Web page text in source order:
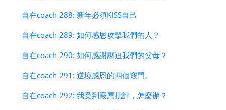
自在coach 288: 新年必須KISS自己
自在coach 289: 如何感恩攻擊我們的人？
自在coach 290: 如何感謝壓迫我們的父母？
自在coach 291: 逆境感恩的四個竅門。
自在coach 292: 我受到嚴厲批評，怎麼辦？